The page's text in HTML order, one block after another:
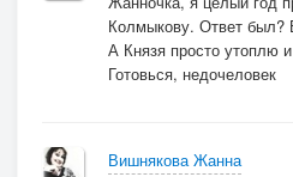
Колмыкову. Ответ был?
А Князя просто утоплю
Готовься, недочеловек
Вишнякова Жанна